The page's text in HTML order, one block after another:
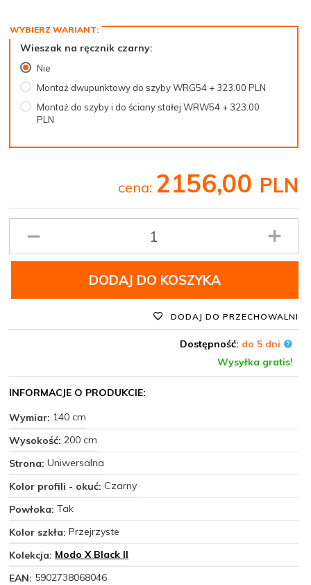
Wieszak na ręcznik czarny:
Nie
Montaż dwupunktowy do szyby WRG54 + 323.00 PLN
Montaż do szyby i do ściany stałej WRW54 + 323.00
PLN
cena: 2156,00 PLN
produktu
DODAJ DO KOSZYKA
DODAJ DO PRZECHOWALNI
Dostępność: do 5 dni
Wysyłka gratis!
INFORMACJE O PRODUKCIE:
Wymiar: 140 cm
Wysokość: 200 cm
Strona: Uniwersalna
Kolor profili - okuć: Czarny
Powłoka: Tak
Kolor szkła: Przejrzyste
Kolekcja: Modo X Black II
EAN: 5902738068046